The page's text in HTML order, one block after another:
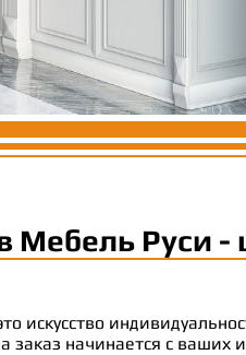
Мебель Руси
искусство
заказ начинается с